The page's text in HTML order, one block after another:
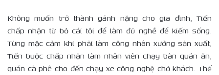
Không muốn trở thành gánh nặng cho gia đình, Tiến
chấp nhận từ bỏ cái tôi để làm đủ nghề để kiếm sống.
Từng mặc cảm khi phải làm công nhân xưởng sản xuất,
Tiến buộc chấp nhận làm nhân viên chạy bàn quán ăn,
quán cà phê cho đến chạy xe công nghệ chở khách. Thế